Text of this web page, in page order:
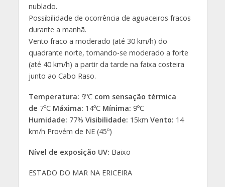
nublado.
Possibilidade de ocorrência de aguaceiros fracos
durante a manhã.
Vento fraco a moderado (até 30 km/h) do
quadrante norte, tornando-se moderado a forte
(até 40 km/h) a partir da tarde na faixa costeira
junto ao Cabo Raso.
Temperatura: 9ºC com sensação térmica
de 7ºCMáxima: 14ºC Mínima: 9ºC
Humidade: 77% Visibilidade: 15km Vento: 14
km/h Provém de NE (45º)
Nível de exposição UV: Baixo
ESTADO DO MAR NA ERICEIRA